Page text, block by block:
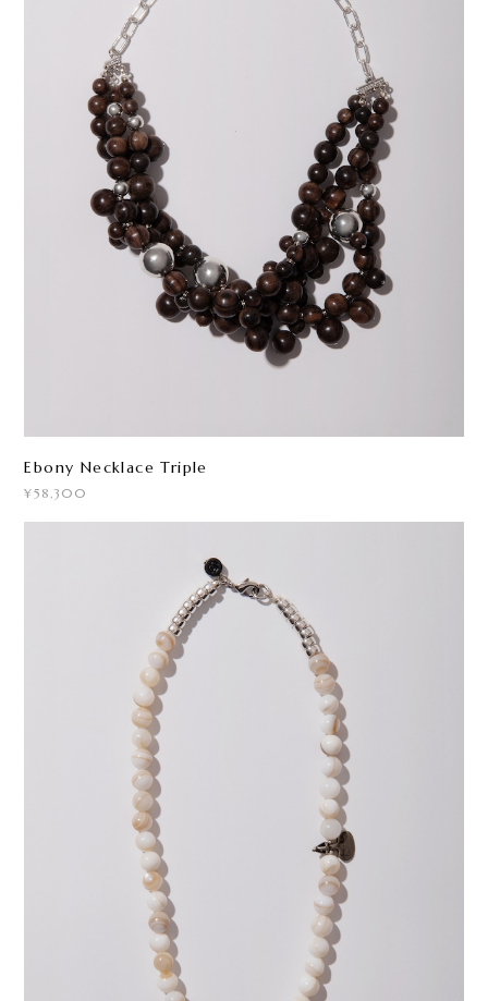
Ebony Necklace Triple
¥58,300